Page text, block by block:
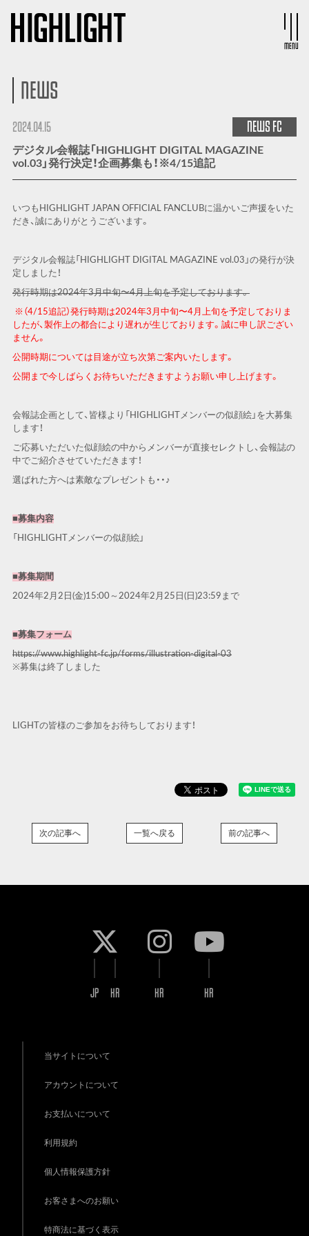
MENU
NEWS
2024.04.15 NEWSFC
デジタル会報誌「HIGHLIGHT DIGITAL MAGAZINE
vol.03」発行決定！企画募集も！※4/15追記
いつも HIGHLIGHT JAPAN OFFICIAL FANCLUBに温かいご声援をいた
だき、誠にありがとうございます。
デジタル会報誌「 HIGHLIGHT DIGITAL MAGAZINE vol.03 」の発行が決
定しました！
発行時期は2024年3月中旬〜4月上旬を予定しております。
※（4/15追記）発行時期は2024年3月中旬〜4月上旬を予定しておりま
したが、製作上の都合により遅れが生じております。誠に申し訳ござい
ません。
公開時期については目途が立ち次第ご案内いたします。
公開まで今しばらくお待ちいただきますようお願い申し上げます。
会報誌企画として、皆様より「 HIGHLIGHT
メンバーの似顔絵」を大募集
します！
ご応募いただいた似顔絵の中からメンバーが直接セレクトし、会報誌の
中でご紹介させていただきます！
選ばれた方へは素敵なプレゼントも・・♪
■募集内容
「 HIGHLIGHT メンバーの似顔絵」
■募集期間
2024年2 月 2 日 (金)15:00 ～ 2024年2 月 25 日 ( 日 )23:59 まで
■募集フォーム
https://www.highlight-fc.jp/forms/illustration-digital-03
※募集は終了しました
LIGHT の皆様のご参加をお待ちしております！
次の記事へ 一覧へ戻る 前の記事へ
JP KR KR KR
当サイトについて
アカウントについて
お支払いについて
利用規約
個人情報保護方針
お客さまへのお願い
特商法に基づく表示